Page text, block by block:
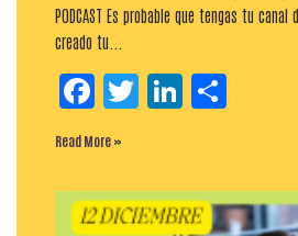
PODCAST Es probable que tengas tu
creado tu...
Facebook
TwitterLinkedIn
Read More »